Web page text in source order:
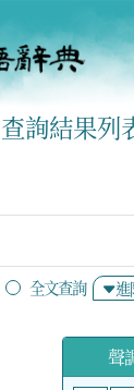
查詢結果列
全文查詢 進
聲